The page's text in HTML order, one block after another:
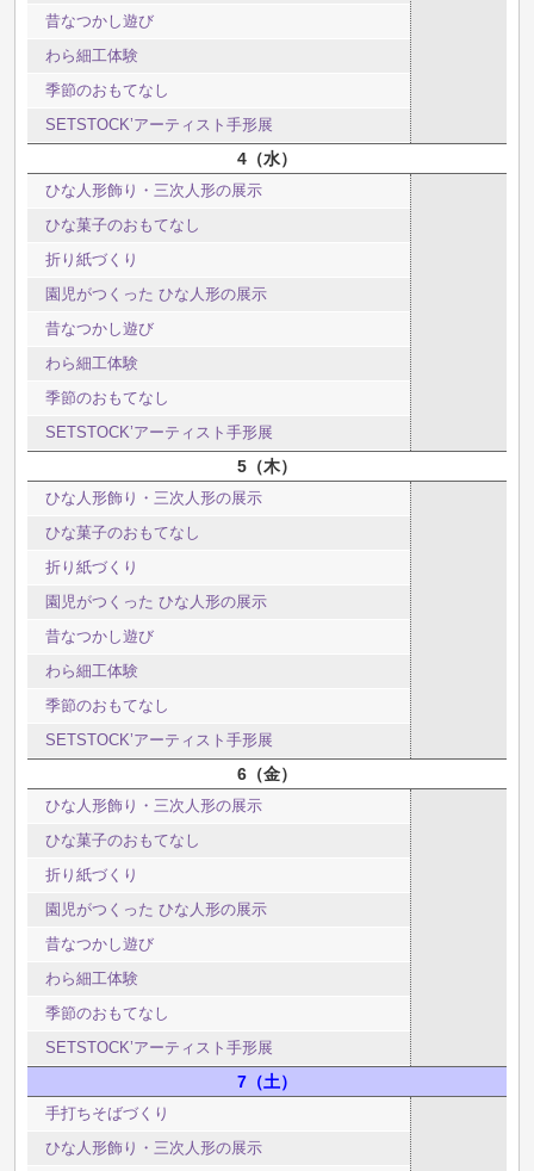
昔なつかし遊び
わら細工体験
季節のおもてなし
SETSTOCK’アーティスト手形展
4 水
ひな人形飾り・三次人形の展示
ひな菓子のおもてなし
折り紙づくり
園児がつくった ひな人形の展示
昔なつかし遊び
わら細工体験
季節のおもてなし
SETSTOCK’アーティスト手形展
5 木
ひな人形飾り・三次人形の展示
ひな菓子のおもてなし
折り紙づくり
園児がつくった ひな人形の展示
昔なつかし遊び
わら細工体験
季節のおもてなし
SETSTOCK’アーティスト手形展
6 金
ひな人形飾り・三次人形の展示
ひな菓子のおもてなし
折り紙づくり
園児がつくった ひな人形の展示
昔なつかし遊び
わら細工体験
季節のおもてなし
SETSTOCK’アーティスト手形展
7 土
手打ちそばづくり
ひな人形飾り・三次人形の展示